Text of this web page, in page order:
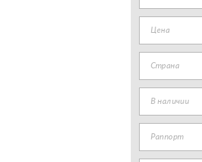
Цена
Страна
В наличии
Раппорт